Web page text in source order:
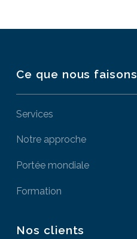
Ce que nous faisons
Services
Notre approche
Portée mondiale
Formation
Nos clients